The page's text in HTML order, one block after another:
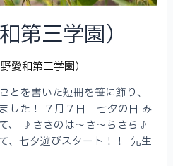
第三学園）
愛和第三学園）
とを書いた短冊を笹に飾り、
した！ ７月７日 七夕の日 み
、 ♪ささのは〜さ〜らさら♪
、七夕遊びスタート！！ 先生